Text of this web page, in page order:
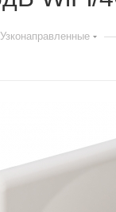
Узконаправленные —